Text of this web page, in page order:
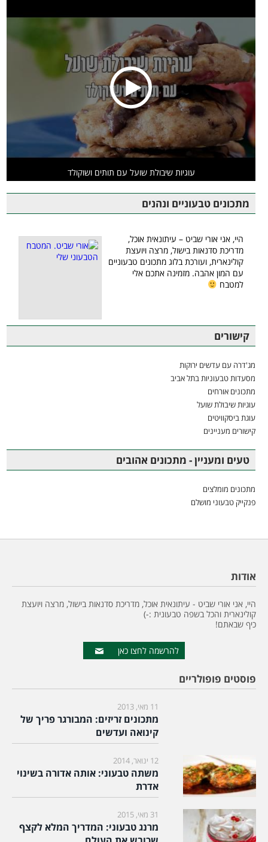
עוגיות שיבולת שועל עם תותים ושוקולד
מתכונים טבעוניים ונהנים
היי, אני אורי שביט – עיתונאית אוכל,
מדריכת סדנאות בישול, מרצה ויועצת
קולינארית, ועורכת בלוג מתכונים טבעוניים
עם המון אהבה. מזמינה אתכם אלי
למטבח
קישורים
מג'דרה עם עדשים ירוקות
מסעדות טבעוניות בתל אביב
מתכונים אורחים
עוגיות שיבולת שועל
עוגת ביסקוויטים
קישורים מעניינים
טעים ומעניין - מתכונים אהובים
מתכונים מומלצים
פנקייק טבעוני מושלם
אודות
היי, אני אורי שביט - עיתונאית אוכל, מדריכת סדנאות בישול, מרצה ויועצת
קולינארית והכל בשפה טבעונית :-)
כיף שבאתם!
להרשמה לחצו כאן
פוסטים פופולריים
11 מאי, 2013
מתכונים זריזים: המבורגר פריך של
קינואה ועדשים
12 ינואר, 2014
משתה טבעוני: אותה אדורה בשינוי
אדרת
31 מאי, 2015
מרנג טבעוני: המדריך המלא לקצף